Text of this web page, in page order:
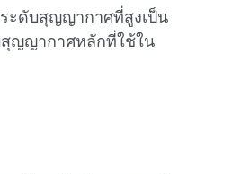
ะดับสุญญากาศที่สูงเป็น
ญญากาศหลักที่ใช้ใน